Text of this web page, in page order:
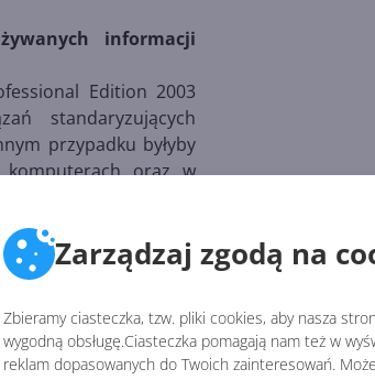
Zarządzaj zgodą na
Zbieramy ciasteczka, tzw. pliki cookies, aby nasza
wygodną obsługę.Ciasteczka pomagają nam też w
reklam dopasowanych do Twoich zainteresowań.
informacji
Edition 2003
standaryzujących
przypadku byłyby
komputerach oraz w
zjawisko
czy wykonywania
wielu organizacjach,
informacji.
zalet aplikacji